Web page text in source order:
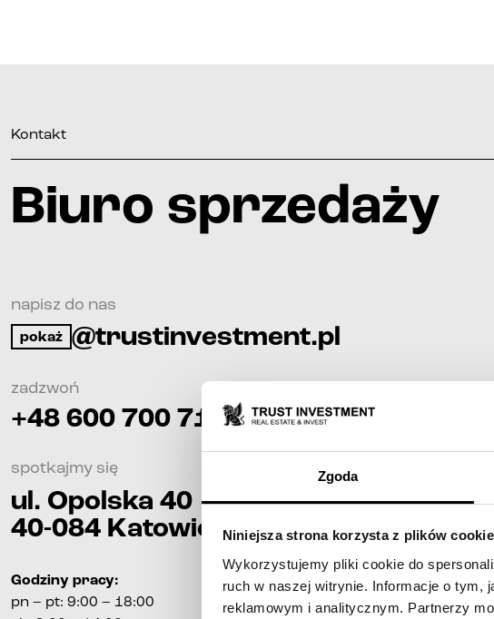
Zgoda
Niniejsza strona korzysta z plików cookie
Wykorzystujemy pliki cookie do
ruch w naszej witrynie. Informacje o tym,
reklamowym i analitycznym. Partnerzy
Kontakt
Biuro sprzedaży
napisz do nas
pokaż @trustinvestment.pl
zadzwoń
+48 600 700 713
spotkajmy się
ul. Opolska 40
40-084 Katowice
Godziny pracy:
pn – pt: 9:00 – 18:00